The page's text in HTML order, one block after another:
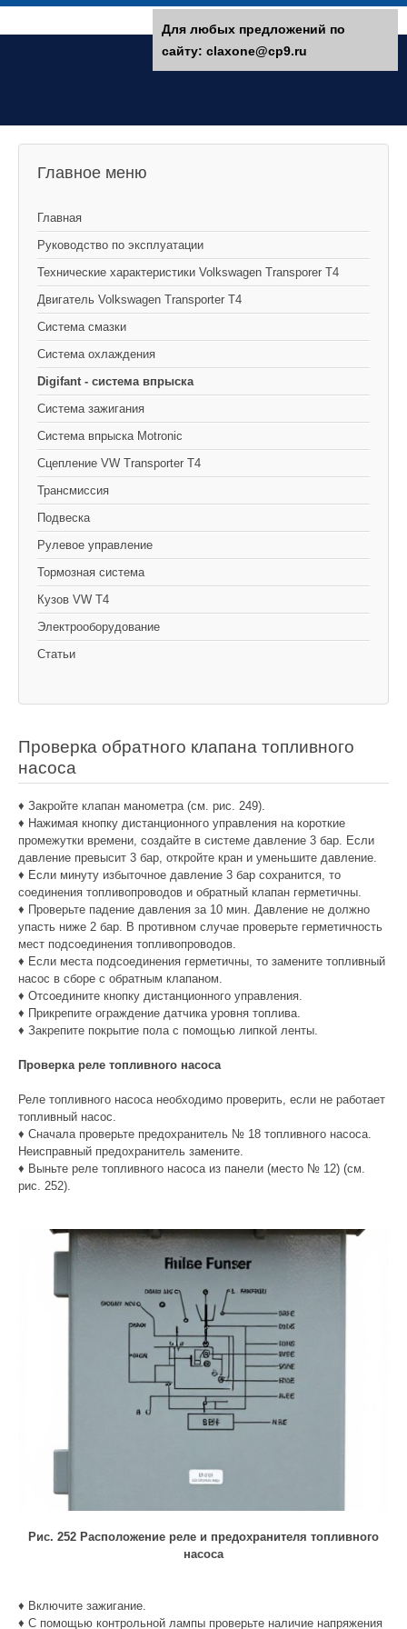
Главное меню
Главная
Руководство по эксплуатации
Технические характеристики Volkswagen Transporer T4
Двигатель Volkswagen Transporter T4
Система смазки
Система охлаждения
Digifant - система впрыска
Cистема зажигания
Система впрыска Motronic
Сцепление VW Transporter T4
Трансмиссия
Подвеска
Рулевое управление
Тормозная система
Кузов VW T4
Электрооборудование
Статьи
Проверка обратного клапана топливного
насоса
♦ Закройте клапан манометра (см. рис. 249).
♦ Нажимая кнопку дистанционного управления на короткие
промежутки времени, создайте в системе давление 3 бар. Если
давление превысит 3 бар, откройте кран и уменьшите давление.
♦ Если минуту избыточное давление 3 бар сохранится, то
соединения топливопроводов и обратный клапан герметичны.
♦ Проверьте падение давления за 10 мин. Давление не должно
упасть ниже 2 бар. В противном случае проверьте герметичность
мест подсоединения топливопроводов.
♦ Если места подсоединения герметичны, то замените топливный
насос в сборе с обратным клапаном.
♦ Отсоедините кнопку дистанционного управления.
♦ Прикрепите ограждение датчика уровня топлива.
♦ Закрепите покрытие пола с помощью липкой ленты.
Проверка реле топливного насоса
Реле топливного насоса необходимо проверить, если не работает
топливный насос.
♦ Сначала проверьте предохранитель № 18 топливного насоса.
Неисправный предохранитель замените.
♦ Выньте реле топливного насоса из панели (место № 12) (см.
рис. 252).
Рис. 252 Расположение реле и предохранителя топливного
насоса
♦ Включите зажигание.
♦ С помощью контрольной лампы проверьте наличие напряжения
Для любых предложений по
сайту: claxone@cp9.ru